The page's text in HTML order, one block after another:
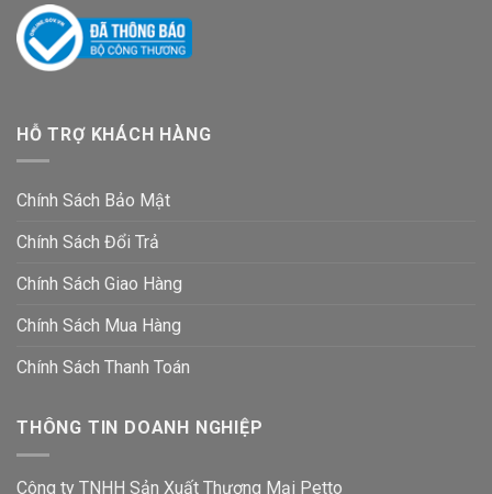
HỖ TRỢ KHÁCH HÀNG
Chính Sách Bảo Mật
Chính Sách Đổi Trả
Chính Sách Giao Hàng
Chính Sách Mua Hàng
Chính Sách Thanh Toán
THÔNG TIN DOANH NGHIỆP
Công ty TNHH Sản Xuất Thương Mại Petto